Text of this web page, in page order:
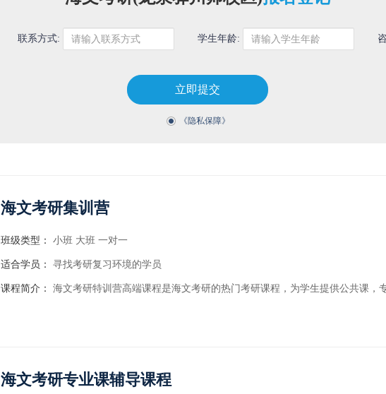
联系方式: 请输入联系方式 学生年龄: 请输入学生年龄
立即提交
《隐私保障》
海文考研集训营
班级类型： 小班 大班 一对一
适合学员： 寻找考研复习环境的学员
课程简介： 海文考研特训营高端课程是海文考研的热门考研课程，为学生提供公共课，专业课，院校专业选择以及复试调剂等全方位的考研辅导，学生参加入学测试后，海文考研根据初试测评与分析，
海文考研专业课辅导课程